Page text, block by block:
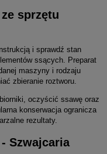
sprzętu
i sprawdź stan
ssących. Preparat
maszyny i rodzaju
zbieranie roztworu.
oczyścić ssawę oraz
konserwacja ogranicza
rezultaty.
Szwajcaria